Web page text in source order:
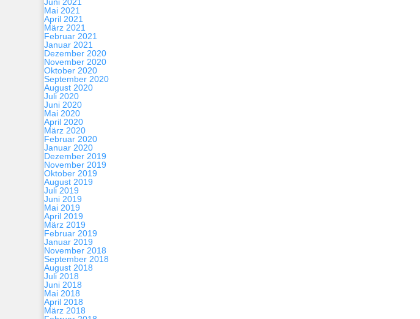
Mai 2021
April 2021
März 2021
Februar 2021
Januar 2021
Dezember 2020
November 2020
Oktober 2020
September 2020
August 2020
Juli 2020
Juni 2020
Mai 2020
April 2020
März 2020
Februar 2020
Januar 2020
Dezember 2019
November 2019
Oktober 2019
August 2019
Juli 2019
Juni 2019
Mai 2019
April 2019
März 2019
Februar 2019
Januar 2019
November 2018
September 2018
August 2018
Juli 2018
Juni 2018
Mai 2018
April 2018
März 2018